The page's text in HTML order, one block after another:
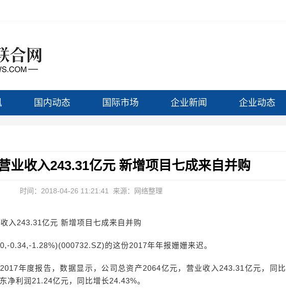
国内动态 国际市场 企业新闻 企业动态
业收入243.31亿元 新增项目七成来自并购
时间：2018-04-26 11:21:41 来源：网络整理
入243.31亿元 新增项目七成来自并购
0.34,-1.28%)(000732.SZ)的这份2017年年报姗姗来迟。
年度报告，数据显示，公司总资产2064亿元，营业收入243.31亿元，同比
净利润21.24亿元，同比增长24.43%。